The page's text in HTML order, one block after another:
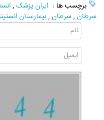
برچسب ها : ایران پزشک,
سرطان,سرطان,بیمارستان